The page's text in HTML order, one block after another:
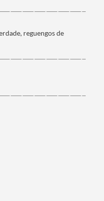
reguengos de